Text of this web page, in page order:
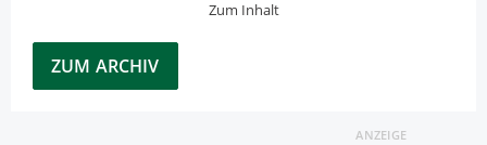
Zum Inhalt
ZUM ARCHIV
ANZEIGE